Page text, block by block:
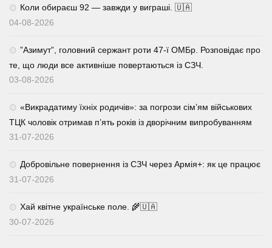
Коли обираєш 92 — завжди у виграші. 🇺🇦
04-08-2026
⁨”Азимут”, головний сержант роти 47-ї ОМБр. Розповідає про
те, що люди все активніше повертаються із СЗЧ.
03-08-2026
«Викрадатиму їхніх родичів»: за погрози сім’ям військових
ТЦК чоловік отримав п’ять років із дворічним випробуванням
31-07-2026
Добровільне повернення із СЗЧ через Армія+: як це працює
31-07-2026
Хай квітне українське поле. 🌾🇺🇦
30-07-2026